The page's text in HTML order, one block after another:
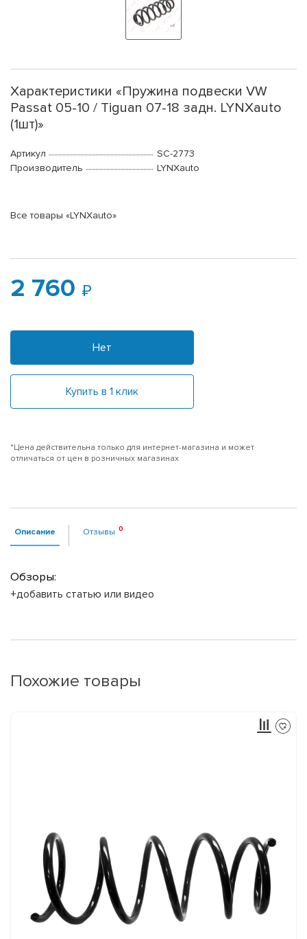
Характеристики «Пружина подвески VW
Passat 05-10 / Tiguan 07-18 задн. LYNXauto
(1шт)»
Артикул
SC-2773
Производитель
LYNXauto
Все товары «LYNXauto»
2 760
Нет
Купить в 1 клик
*Цена действительна только для интернет-магазина и может
отличаться от цен в розничных магазинах
Описание Отзывы
Обзоры:
+добавить статью или видео
Похожие товары